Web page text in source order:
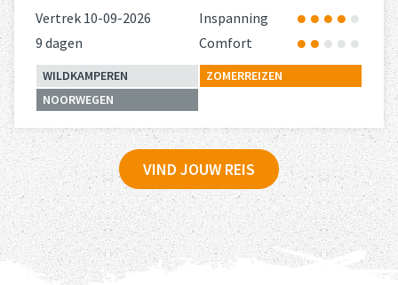
Vertrek 10-09-2026
Inspanning
9 dagen
Comfort
WILDKAMPEREN
ZOMERREIZEN
NOORWEGEN
VIND JOUW REIS